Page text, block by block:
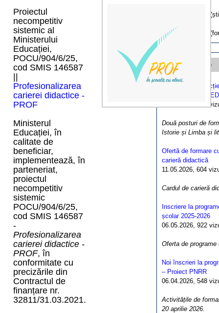
♦Înscrieri online
Știri importante
Nou apel de
proiectului RECRED
27.05.2026, 395
Două posturi de
Istorie și Limba și
Ofertă de formare
carieră didactică
11.05.2026, 604
Cardul de carieră
Inscriere la
școlar 2025-2026
06.05.2026, 922
Oferta de programe
Noi înscrieri la
– Proiect PNRR
06.04.2026, 548
Activitățile de
20 aprilie 2026.
Proiectul
necompetitiv
sistemic al
Ministerului
Educației,
POCU/904/6/25,
cod SMIS 146587
Profesionalizarea
carierei didactice -
PROF
Ministerul
Educației, în
calitate de
beneficiar,
implementează, în
parteneriat,
proiectul
necompetitiv
sistemic
POCU/904/6/25,
cod SMIS 146587
-
Profesionalizarea
carierei didactice -
PROF, în
conformitate cu
precizările din
Contractul de
finanțare nr.
32811/31.03.2021.